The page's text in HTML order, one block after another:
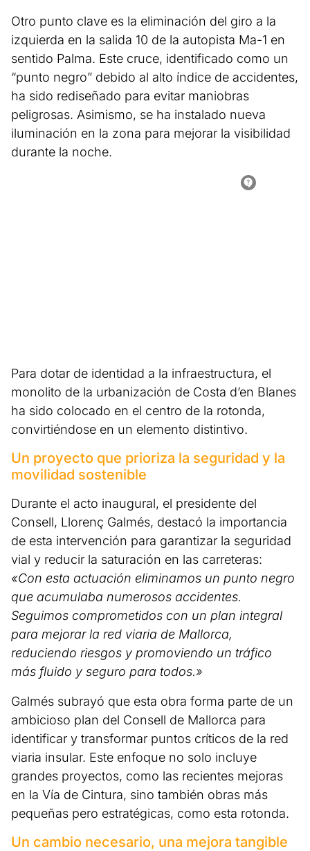
Otro punto clave es la eliminación del giro a la
izquierda en la salida 10 de la autopista Ma-1 en
sentido Palma. Este cruce, identificado como un
“punto negro” debido al alto índice de accidentes,
ha sido rediseñado para evitar maniobras
peligrosas. Asimismo, se ha instalado nueva
iluminación en la zona para mejorar la visibilidad
durante la noche.
Para dotar de identidad a la infraestructura, el
monolito de la urbanización de Costa d’en Blanes
ha sido colocado en el centro de la rotonda,
convirtiéndose en un elemento distintivo.
Un proyecto que prioriza la seguridad y la
movilidad sostenible
Durante el acto inaugural, el presidente del
Consell, Llorenç Galmés, destacó la importancia
de esta intervención para garantizar la seguridad
vial y reducir la saturación en las carreteras:
«Con esta actuación eliminamos un punto negro
que acumulaba numerosos accidentes.
Seguimos comprometidos con un plan integral
para mejorar la red viaria de Mallorca,
reduciendo riesgos y promoviendo un tráfico
más fluido y seguro para todos.»
Galmés subrayó que esta obra forma parte de un
ambicioso plan del Consell de Mallorca para
identificar y transformar puntos críticos de la red
viaria insular. Este enfoque no solo incluye
grandes proyectos, como las recientes mejoras
en la Vía de Cintura, sino también obras más
pequeñas pero estratégicas, como esta rotonda.
Un cambio necesario, una mejora tangible